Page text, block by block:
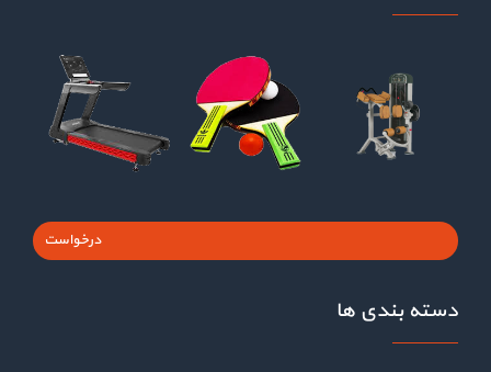
درخواست
دسته بندی ها